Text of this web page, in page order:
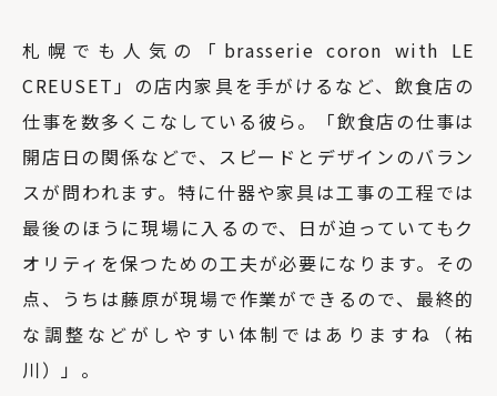
札幌でも人気の「brasserie coron with LE
CREUSET」の店内家具を手がけるなど、飲食店の
仕事を数多くこなしている彼ら。「飲食店の仕事は
開店日の関係などで、スピードとデザインのバラン
スが問われます。特に什器や家具は工事の工程では
最後のほうに現場に入るので、日が迫っていてもク
オリティを保つための工夫が必要になります。その
点、うちは藤原が現場で作業ができるので、最終的
な調整などがしやすい体制ではありますね（祐
川）」。